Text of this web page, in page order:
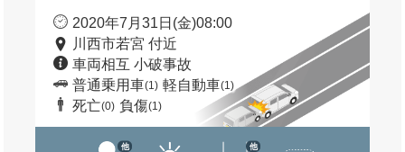
2020年7月31日(金)08:00
川西市若宮 付近
車両相互 小破事故
普通乗用車(1) 軽自動車(1)
死亡(0) 負傷(1)
他 他